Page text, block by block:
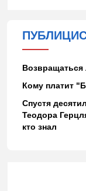
Кому платит
Спустя
Теодора
кто знал